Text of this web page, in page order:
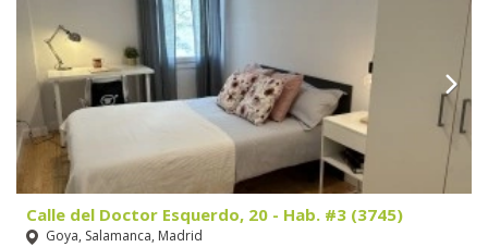
Calle del Doctor Esquerdo, 20 - Hab. #3 (3745)
Goya, Salamanca, Madrid